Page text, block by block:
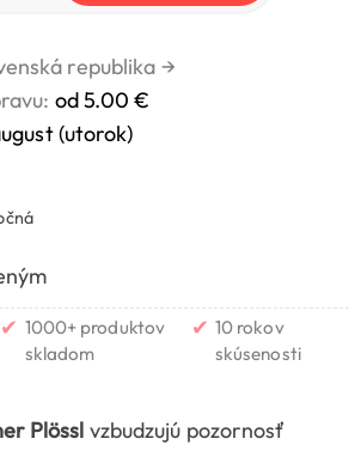
republika →
od 5.00 €
(utorok)
✔ 1000+ produktov
skladom
✔ 10 rokov
skúsenosti
Plössl vzbudzujú pozornosť